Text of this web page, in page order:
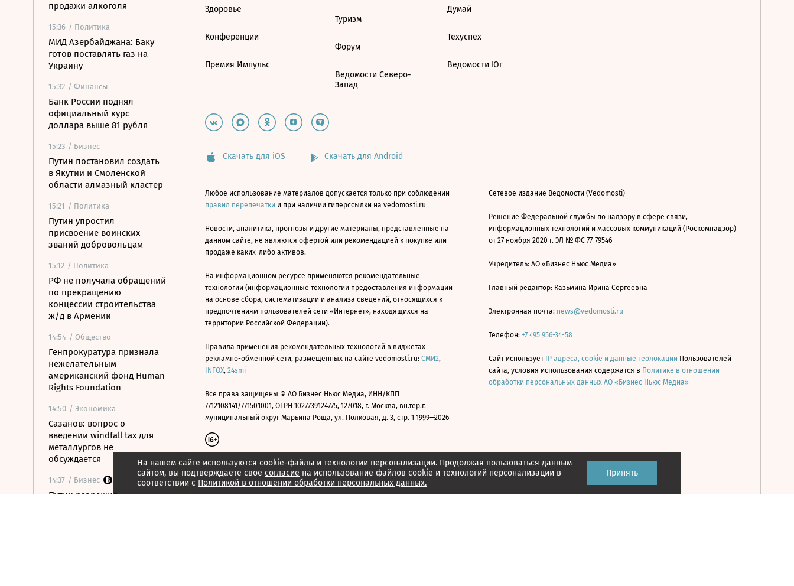
продажи алкоголя
15:36 / Политика
МИД Азербайджана: Баку
готов поставлять газ на
Украину
15:32 / Финансы
Банк России поднял
официальный курс
доллара выше 81 рубля
15:23 / Бизнес
Путин постановил создать
в Якутии и Смоленской
области алмазный кластер
15:21 / Политика
Путин упростил
присвоение воинских
званий добровольцам
15:12 / Политика
РФ не получала обращений
по прекращению
концессии строительства
ж/д в Армении
14:54 / Общество
Генпрокуратура признала
нежелательным
американский фонд Human
Rights Foundation
14:50 / Экономика
Сазанов: вопрос о
введении windfall tax для
металлургов не
обсуждается
14:37 / Бизнес
Путин разрешил
На нашем сайте используются cookie-файлы и технологии персонализации. Продолжая пользоваться данным
сайтом, вы подтверждаете свое согласие на использование файлов cookie и технологий персонализации в
соответствии с Политикой в отношении обработки персональных данных.
Принять
Здоровье
Конференции
Премия Импульс
Туризм
Форум
Ведомости Северо-
Запад
Думай
Техуспех
Ведомости Юг
Скачать для iOS Скачать для Android
Любое использование материалов допускается только при соблюдении
правил перепечатки и при наличии гиперссылки на vedomosti.ru
Новости, аналитика, прогнозы и другие материалы, представленные на
данном сайте, не являются офертой или рекомендацией к покупке или
продаже каких-либо активов.
На информационном ресурсе применяются рекомендательные
технологии (информационные технологии предоставления информации
на основе сбора, систематизации и анализа сведений, относящихся к
предпочтениям пользователей сети «Интернет», находящихся на
территории Российской Федерации).
Правила применения рекомендательных технологий в виджетах
рекламно-обменной сети, размещенных на сайте vedomosti.ru: СМИ2,
INFOX, 24smi
Все права защищены © АО Бизнес Ньюс Медиа, ИНН/КПП
7712108141/771501001, ОГРН 1027739124775, 127018, г. Москва, вн.тер.г.
муниципальный округ Марьина Роща, ул. Полковая, д. 3, стр. 1 1999—2026
Сетевое издание Ведомости (Vedomosti)
Решение Федеральной службы по надзору в сфере связи,
информационных технологий и массовых коммуникаций (Роскомнадзор)
от 27 ноября 2020 г. ЭЛ № ФС 77-79546
Учредитель: АО «Бизнес Ньюс Медиа»
Главный редактор: Казьмина Ирина Сергеевна
Электронная почта: news@vedomosti.ru
Телефон: +7 495 956-34-58
Сайт использует IP адреса, cookie и данные геолокации Пользователей
сайта, условия использования содержатся в Политике в отношении
обработки персональных данных АО «Бизнес Ньюс Медиа»